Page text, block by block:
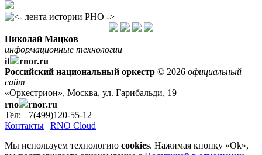
Николай Мацков
информационные технологии
it
rnor.ru
Российский национальный оркестр © 2026 официальный
сайт
«Оркестрион», Москва, ул. Гарибальди, 19
rno
rnor.ru
Тел: +7(499)120-55-12
Контакты | RNO Cloud
Мы используем технологию cookies. Нажимая кнопку «Ok»,